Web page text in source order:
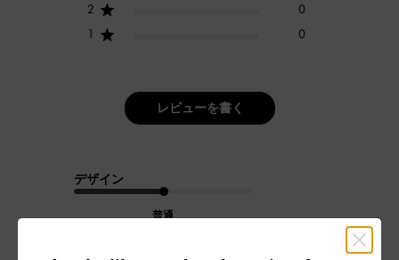
2
0
1
0
レビューを書く
デザイン
普通